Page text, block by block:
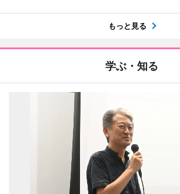
もっと見る
学ぶ・知る